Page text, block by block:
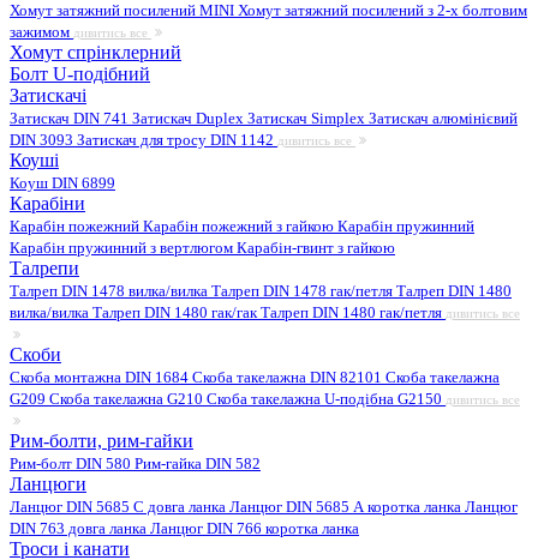
Хомут затяжний посилений MINI Хомут затяжний посилений з 2-х болтовим
зажимом дивитись все
Хомут спрінклерний
Болт U-подібний
Затискачі
Затискач DIN 741 Затискач Duplex Затискач Simplex Затискач алюмінієвий
DIN 3093 Затискач для тросу DIN 1142 дивитись все
Коуші
Коуш DIN 6899
Карабіни
Карабін пожежний Карабін пожежний з гайкою Карабін пружинний
Карабін пружинний з вертлюгом Карабін-гвинт з гайкою
Талрепи
Талреп DIN 1478 вилка/вилка Талреп DIN 1478 гак/петля Талреп DIN 1480
вилка/вилка Талреп DIN 1480 гак/гакТалреп DIN 1480 гак/петля дивитись все
Скоби
Скоба монтажна DIN 1684 Скоба такелажна DIN 82101 Скоба такелажна
G209 Скоба такелажна G210 Скоба такелажна U-подібна G2150 дивитись все
Рим-болти, рим-гайки
Рим-болт DIN 580 Рим-гайка DIN 582
Ланцюги
Ланцюг DIN 5685 C довга ланка Ланцюг DIN 5685 А коротка ланка Ланцюг
DIN 763 довга ланка Ланцюг DIN 766 коротка ланка
Троси і канати